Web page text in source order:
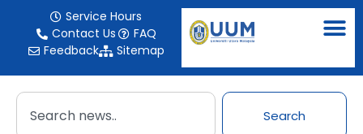
Service Hours
Contact Us
FAQ
Feedback
Sitemap
Search